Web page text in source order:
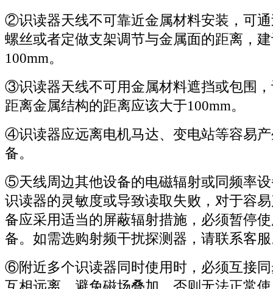
②识读器天线不可靠近金属材料安装，可
螺丝或者定做支架调节与金属面的距离，
100mm。
③识读器天线不可用金属材料遮挡或包围
距离金属结构的距离应该大于100mm。
④识读器应远离电机马达、变电站等容易
备。
⑤天线周边其他设备的电磁辐射或同频率
识读器的灵敏度或导致读取失败，对于容
备应采用适当的屏蔽辐射措施，必须暂停
备。如需选购射频干扰探测器，请联系客
⑥附近多个识读器同时使用时，必须互接